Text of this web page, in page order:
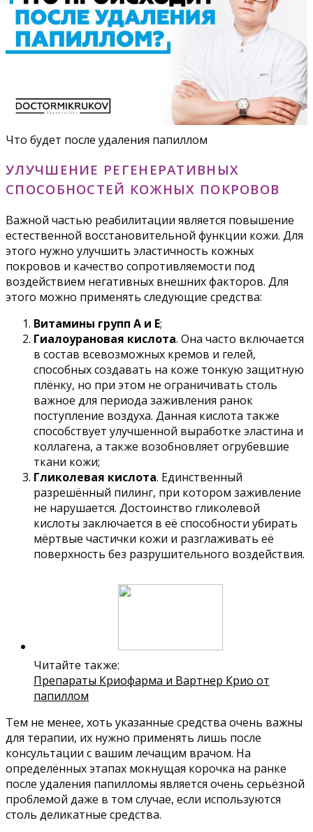
Что будет после удаления папиллом
УЛУЧШЕНИЕ РЕГЕНЕРАТИВНЫХ
СПОСОБНОСТЕЙ КОЖНЫХ ПОКРОВОВ
Важной частью реабилитации является повышение
естественной восстановительной функции кожи. Для
этого нужно улучшить эластичность кожных
покровов и качество сопротивляемости под
воздействием негативных внешних факторов. Для
этого можно применять следующие средства:
Витамины групп A и E;
Гиалоурановая кислота. Она часто включается
в состав всевозможных кремов и гелей,
способных создавать на коже тонкую защитную
плёнку, но при этом не ограничивать столь
важное для периода заживления ранок
поступление воздуха. Данная кислота также
способствует улучшенной выработке эластина и
коллагена, а также возобновляет огрубевшие
ткани кожи;
Гликолевая кислота. Единственный
разрешённый пилинг, при котором заживление
не нарушается. Достоинство гликолевой
кислоты заключается в её способности убирать
мёртвые частички кожи и разглаживать её
поверхность без разрушительного воздействия.
Читайте также:
Препараты Криофарма и Вартнер Крио от
папиллом
Тем не менее, хоть указанные средства очень важны
для терапии, их нужно применять лишь после
консультации с вашим лечащим врачом. На
определённых этапах мокнущая корочка на ранке
после удаления папилломы является очень серьёзной
проблемой даже в том случае, если используются
столь деликатные средства.